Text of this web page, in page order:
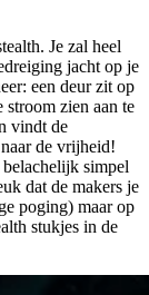
Je zal heel
jacht op je
een deur zit op
zien aan te
vindt de
de vrijheid!
simpel
dat de makers je
poging) maar op
stukjes in de